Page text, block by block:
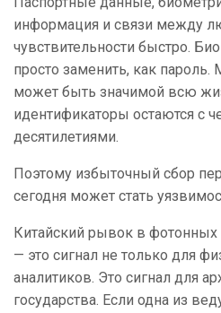
информация и связи между
чувствительности быстро.
просто заменить, как пароль.
может быть значимой всю
идентификаторы остаются с
десятилетиями.
Поэтому избыточный сбор
сегодня может стать
Китайский рывок в
— это сигнал не только для
аналитиков. Это сигнал для
государства. Если одна из